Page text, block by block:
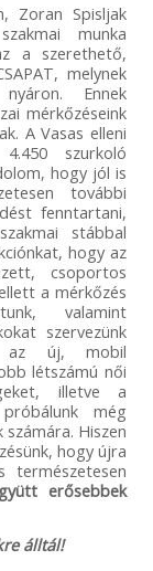
Zoran Spisljak
munka
a szerethető,
melynek
Ennek
mérkőzéseink
A Vasas elleni
szurkoló
hogy jól is
további
fenntartani,
stábbal
hogy az
csoportos
a mérkőzés
valamint
szervezünk
az új, mobil
létszámú női
illetve a
még
Hiszen
hogy újra
természetesen
erősebbek
álltál!